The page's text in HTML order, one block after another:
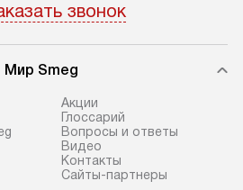
при
с вами,
подъезда.
доставить
квартиры
пожалуйста,
в себя снятие
отдельных
звонок
Мир Smeg
Акции
Глоссарий
Вопросы и ответы
Видео
Контакты
Сайты-партнеры